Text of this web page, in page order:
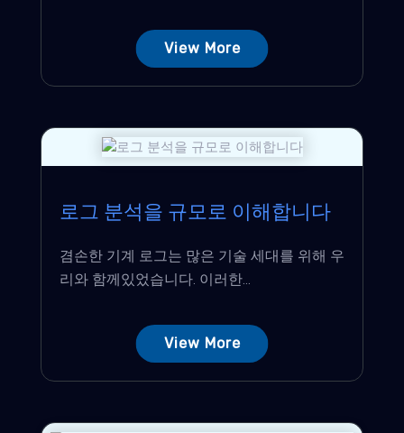
View More
로그 분석을 규모로 이해합니다
겸손한 기계 로그는 많은 기술 세대를 위해 우
리와 함께있었습니다. 이러한...
View More